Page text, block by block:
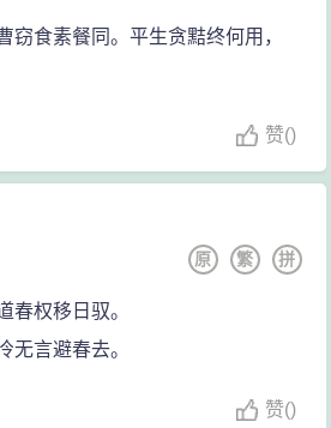
窃食素餐同。平生贪黠终何用，
赞()
拼
繁
原
春权移日驭。
无言避春去。
赞()